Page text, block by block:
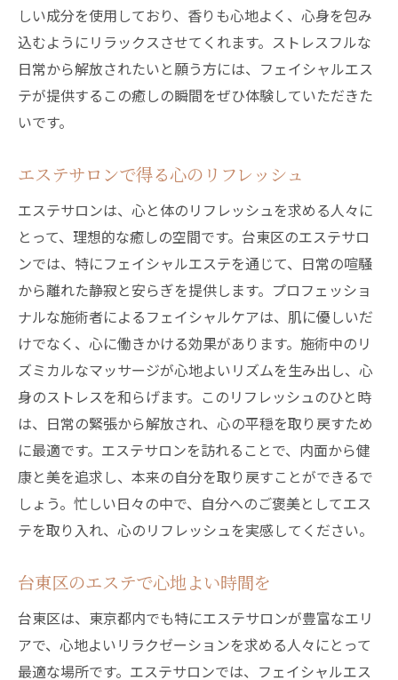
しい成分を使用しており、香りも心地よく、心身を包み
込むようにリラックスさせてくれます。ストレスフルな
日常から解放されたいと願う方には、フェイシャルエス
テが提供するこの癒しの瞬間をぜひ体験していただきた
いです。
エステサロンで得る心のリフレッシュ
エステサロンは、心と体のリフレッシュを求める人々に
とって、理想的な癒しの空間です。台東区のエステサロ
ンでは、特にフェイシャルエステを通じて、日常の喧騒
から離れた静寂と安らぎを提供します。プロフェッショ
ナルな施術者によるフェイシャルケアは、肌に優しいだ
けでなく、心に働きかける効果があります。施術中のリ
ズミカルなマッサージが心地よいリズムを生み出し、心
身のストレスを和らげます。このリフレッシュのひと時
は、日常の緊張から解放され、心の平穏を取り戻すため
に最適です。エステサロンを訪れることで、内面から健
康と美を追求し、本来の自分を取り戻すことができるで
しょう。忙しい日々の中で、自分へのご褒美としてエス
テを取り入れ、心のリフレッシュを実感してください。
台東区のエステで心地よい時間を
台東区は、東京都内でも特にエステサロンが豊富なエリ
アで、心地よいリラクゼーションを求める人々にとって
最適な場所です。エステサロンでは、フェイシャルエス